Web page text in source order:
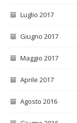
Luglio 2017
Giugno 2017
Maggio 2017
Aprile 2017
Agosto 2016